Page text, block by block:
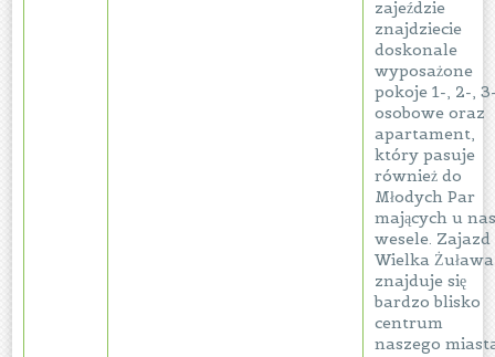
zajeździe
znajdziecie
doskonale
wyposażone
pokoje 1-, 2-,
osobowe oraz
apartament,
który pasuje
również do
Młodych Par
mających u
wesele. Zajazd
Wielka Żuława
znajduje się
bardzo blisko
centrum
naszego